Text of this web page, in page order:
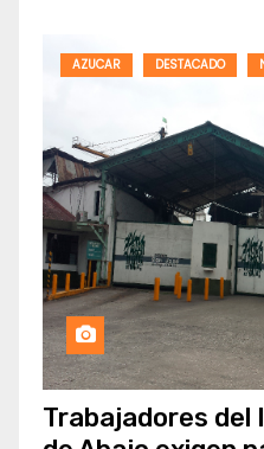
AZUCAR DESTACADO
Trabajadores del